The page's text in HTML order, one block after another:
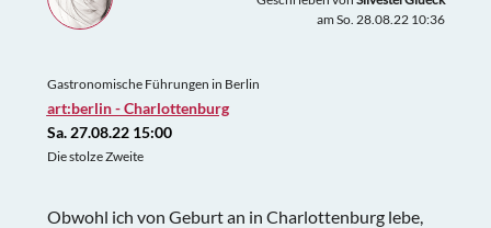
gelungen und lässt das traurige Kapitel der
macht sehr betroffen...
am So. 28.08.22 10:36
Gastronomische Führungen in Berlin
art:berlin - Charlottenburg
Sa. 27.08.22 15:00
Die stolze Zweite
Obwohl ich von Geburt an in Charlottenburg lebe,